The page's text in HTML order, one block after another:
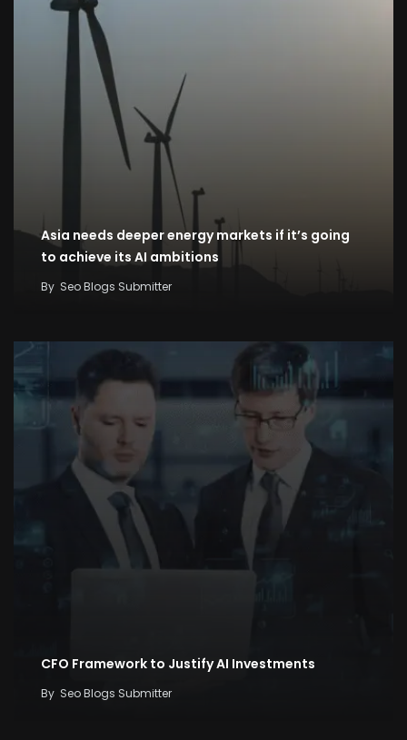
Asia needs deeper energy markets if it’s going
to achieve its AI ambitions
By Seo Blogs Submitter
CFO Framework to Justify AI Investments
By Seo Blogs Submitter